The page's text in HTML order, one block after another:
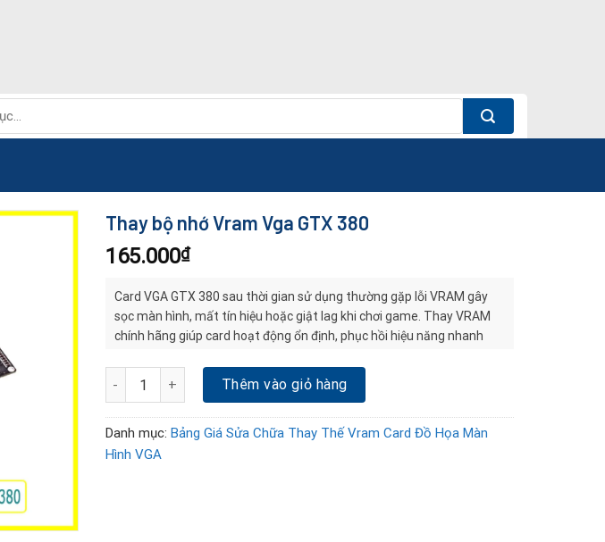
Thay bộ nhớ Vram Vga GTX 380
165.000₫
Card VGA GTX 380 sau thời gian sử dụng thường gặp lỗi VRAM gây
sọc màn hình, mất tín hiệu hoặc giật lag khi chơi game. Thay VRAM
chính hãng giúp card hoạt động ổn định, phục hồi hiệu năng nhanh
Thay bộ nhớ Vram Vga GTX 380 số lượng
Thêm vào giỏ hàng
Danh mục: Bảng Giá Sửa Chữa Thay Thế Vram Card Đồ Họa Màn
Hình VGA